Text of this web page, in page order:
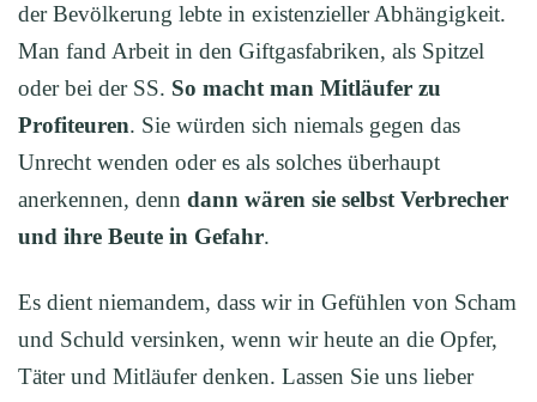
der Bevölkerung lebte in existenzieller Abhängigkeit.
Man fand Arbeit in den Giftgasfabriken, als Spitzel
oder bei der SS. So macht man Mitläufer zu
Profiteuren. Sie würden sich niemals gegen das
Unrecht wenden oder es als solches überhaupt
anerkennen, denn dann wären sie selbst Verbrecher
und ihre Beute in Gefahr.
Es dient niemandem, dass wir in Gefühlen von Scham
und Schuld versinken, wenn wir heute an die Opfer,
Täter und Mitläufer denken. Lassen Sie uns lieber